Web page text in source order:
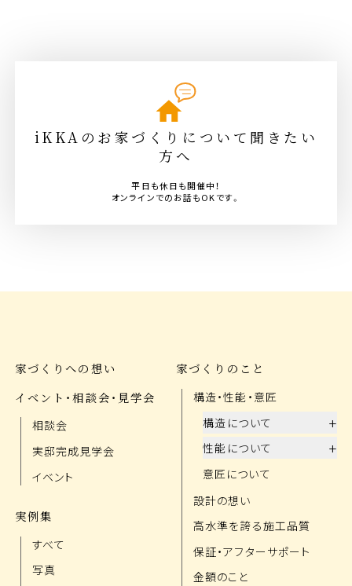
iKKAのお家づくりについて聞きたい
方へ
平日も休日も開催中！
オンラインでのお話もOKです。
家づくりへの想い
イベント・相談会・見学会
相談会
実邸完成見学会
イベント
実例集
すべて
写真
家づくりのこと
構造・性能・意匠
構造について
+
性能について +
意匠について
設計の想い
高水準を誇る施工品質
保証・アフターサポート
金額のこと